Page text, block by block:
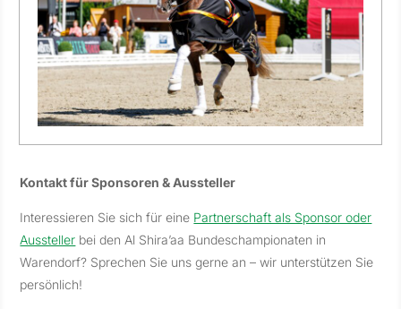
Kontakt für Sponsoren & Aussteller
Interessieren Sie sich für eine Partnerschaft als Sponsor oder
Aussteller bei den Al Shira’aa Bundeschampionaten in
Warendorf? Sprechen Sie uns gerne an – wir unterstützen Sie
persönlich!